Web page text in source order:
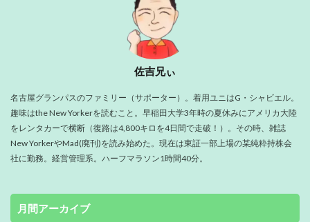
佐吉兄ぃ
名古屋グランパスのファミリー（サポーター）。着用ユニはG・シャビエル。
趣味はthe New Yorkerを読むこと。早稲田大学3年時の夏休みにアメリカ大陸
をレンタカーで横断（復路は4,800キロを4日間で走破！）。その時、雑誌
New YorkerやMad(廃刊)を読み始めた。現在は東証一部上場の某純粋持株会
社に勤務。経営管理系。ハーフマラソン1時間40分。
月間アーカイブ